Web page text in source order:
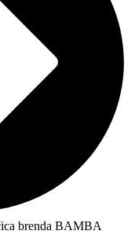
brenda BAMBA